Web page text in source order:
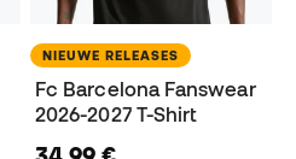
NIEUWE RELEASES
Fc Barcelona Fanswear
2026-2027 T-Shirt